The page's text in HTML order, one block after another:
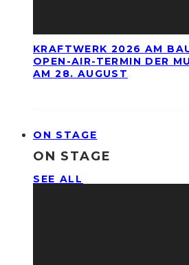
KRAFTWERK 2026 AM
OPEN-AIR-TERMIN DER
AM 28. AUGUST
ON STAGE
ON STAGE
SEE ALL